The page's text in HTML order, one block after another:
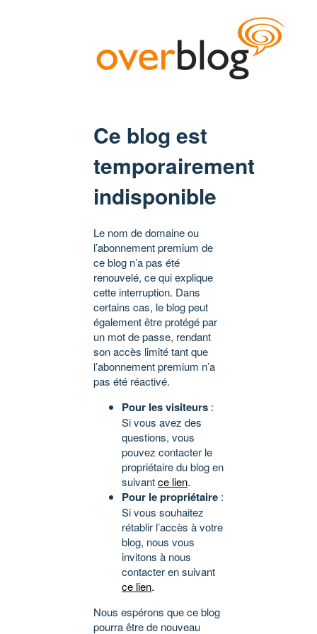
Ce blog est
temporairement
indisponible
Le nom de domaine ou
l’abonnement premium de
ce blog n’a pas été
renouvelé, ce qui explique
cette interruption. Dans
certains cas, le blog peut
également être protégé par
un mot de passe, rendant
son accès limité tant que
l’abonnement premium n’a
pas été réactivé.
Pour les visiteurs :
Si vous avez des
questions, vous
pouvez contacter le
propriétaire du blog en
suivantce lien.
Pour le propriétaire :
Si vous souhaitez
rétablir l’accès à votre
blog, nous vous
invitons à nous
contacter en suivant
ce lien.
Nous espérons que ce blog
pourra être de nouveau